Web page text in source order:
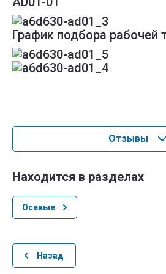
График подбора рабочей
Отзывы
Находится в разделах
Осевые
Назад